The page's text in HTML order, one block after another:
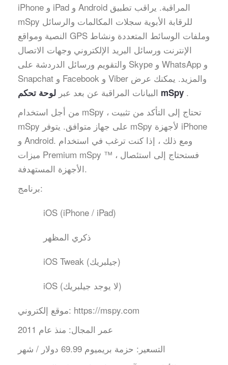
iPhone و iPad و Android المراقبة. يراقب تطبيق
mSpy للرقابة الأبوية سجلات المكالمات والرسائل
النصية ومواقع GPS وملفات الوسائط المتعددة ونشاط
الإنترنت ورسائل البريد الإلكتروني وجهات الاتصال
والتقويم ورسائل الدردشة على Skype و WhatsApp و
Snapchat و Facebook و Viber والمزيد. يمكنك عرض
البيانات المراقبة عن بعد عبر لوحة تحكم mSpy .
من أجل استخدام mSpy ، تحتاج إلى التأكد من تثبيت
mSpy على جهاز متوافق. يتوفر mSpy لأجهزة iPhone
و Android. ومع ذلك ، إذا كنت ترغب في استخدام
ميزات Premium mSpy ™ ، فستحتاج إلى استئصال
الأجهزة المستهدفة.
برنامج:
iOS (iPhone / iPad)
ذكري المظهر
iOS Tweak (جيلبريك)
iOS (لا يوجد جيلبريك)
موقع إلكتروني: https://mspy.com
عمر المجال: منذ عام 2011
التسعير: حزمة بريميوم 69.99 دولار / شهر